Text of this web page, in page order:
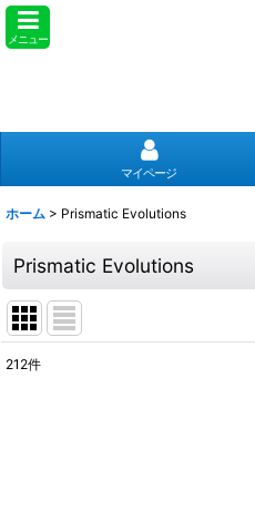
メニュー
マイページ
ホーム > Prismatic Evolutions
Prismatic Evolutions
212件